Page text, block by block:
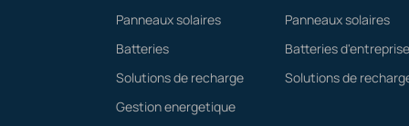
Panneaux solaires
Batteries
Solutions de recharge
Gestion energetique
Panneaux solaires
Batteries d'entreprise
Solutions de